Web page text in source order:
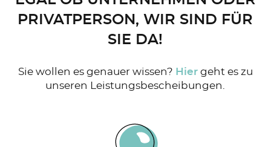
PRIVATPERSON, WIR SIND FÜR
SIE DA!
Sie wollen es genauer wissen? Hiergeht es zu
unseren Leistungsbescheibungen.